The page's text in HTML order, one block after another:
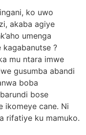
ko uwo
akaba agiye
umenga
?
mu ntara imwe
gusumba abandi
boba
bose
ikomeye cane. Ni
rifatiye ku mamuko.